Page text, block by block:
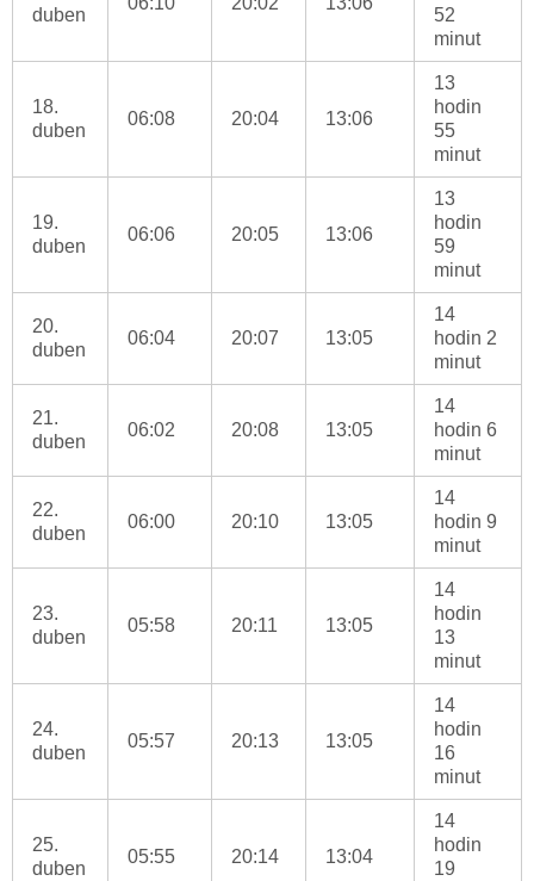
duben
52
minut
18.
duben
06:08 20:04 13:06
13
hodin
55
minut
19.
duben
06:06 20:05 13:06
13
hodin
59
minut
20.
duben
06:04 20:07 13:05
14
hodin 2
minut
21.
duben
06:02 20:08 13:05
14
hodin 6
minut
22.
duben
06:00 20:10 13:05
14
hodin 9
minut
23.
duben
05:58 20:11 13:05
14
hodin
13
minut
24.
duben
05:57 20:13 13:05
14
hodin
16
minut
25.
duben
05:55 20:14 13:04
14
hodin
19